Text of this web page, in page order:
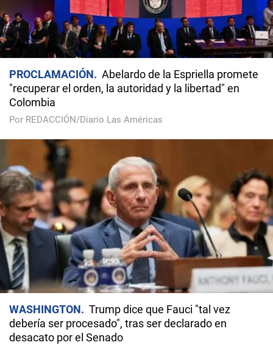
PROCLAMACIÓN
Abelardo de la Espriella promete
"recuperar el orden, la autoridad y la libertad" en
Colombia
Por REDACCIÓN/Diario Las Américas
WASHINGTON
Trump dice que Fauci "tal vez
debería ser procesado", tras ser declarado en
desacato por el Senado